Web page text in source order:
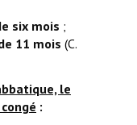
six mois ;
11 mois (C.
le
: